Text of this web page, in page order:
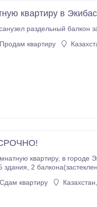
квартиру в
раздельный балкон
Продам квартиру
7. Комнаты раздельные, квартира очень
Сдам квартиру